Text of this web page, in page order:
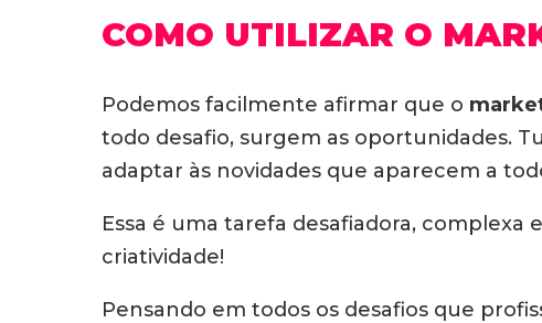
COMO UTILIZAR O
Podemos facilmente afirmar que o
todo desafio, surgem as oportunidades.
adaptar às novidades que aparecem a
Essa é uma tarefa desafiadora,
criatividade!
Pensando em todos os desafios que